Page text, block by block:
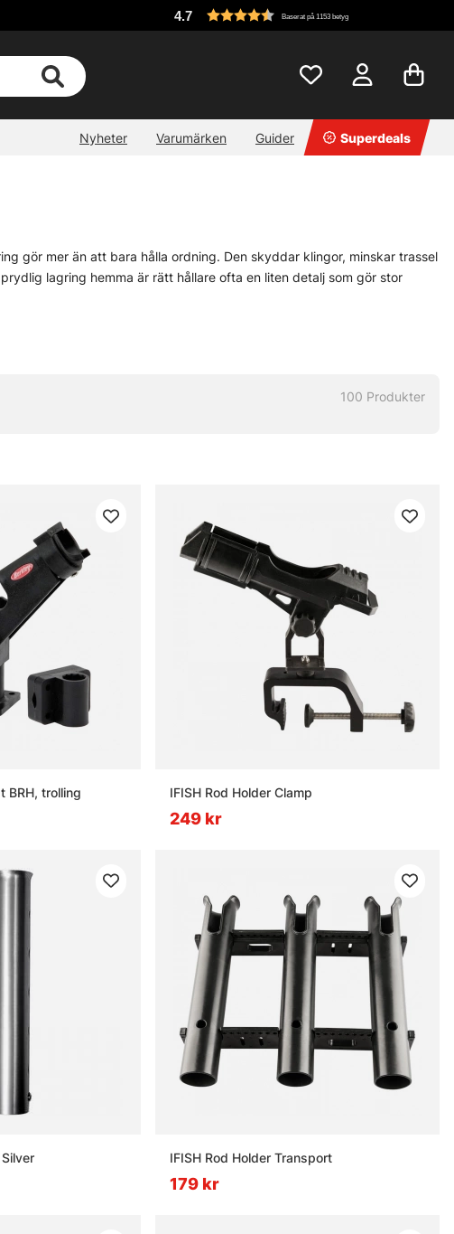
4.7 Baserat på 1153 betyg
Nyheter Varumärken Guider Superdeals
gör mer än att bara hålla ordning. Den skyddar klingor, minskar trassel
lagring hemma är rätt hållare ofta en liten detalj som gör stor
med fokus på praktisk funktion snarare än pynt. Det är enkelt
kanske. Väldigt användbart, däremot.
100 Produkter
BRH, trolling IFISH Rod Holder Clamp
249 kr
IFISH Rod Holder Transport
179 kr